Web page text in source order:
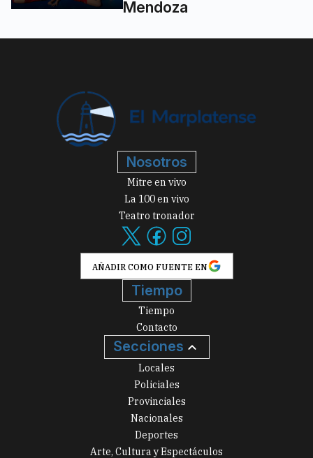
Mendoza
Nosotros
Mitre en vivo
La 100 en vivo
Teatro tronador
AÑADIR COMO FUENTE EN
Tiempo
Tiempo
Contacto
Secciones
Locales
Policiales
Provinciales
Nacionales
Deportes
Arte, Cultura y Espectáculos